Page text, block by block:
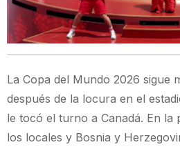
La Copa del Mundo 2026 sigue
después de la locura en el
le tocó el turno a Canadá. En la
los locales y Bosnia y